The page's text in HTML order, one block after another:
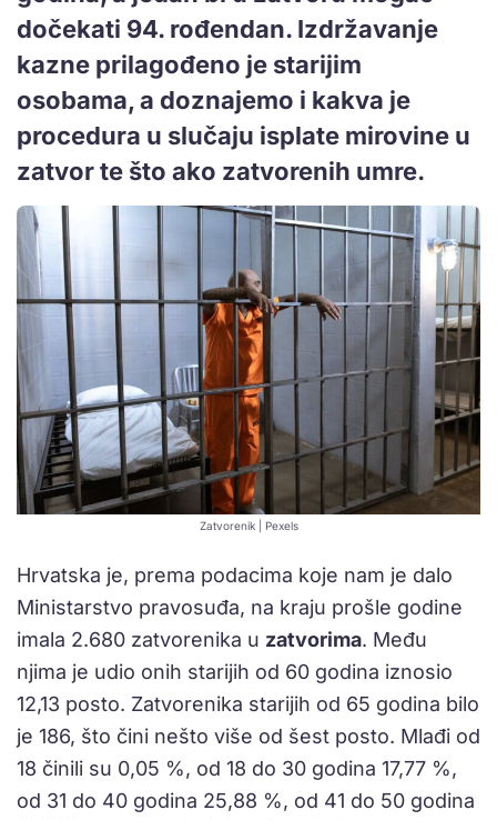
dočekati 94. rođendan. Izdržavanje
kazne prilagođeno je starijim
osobama, a doznajemo i kakva je
procedura u slučaju isplate mirovine u
zatvor te što ako zatvorenih umre.
Zatvorenik | Pexels
Hrvatska je, prema podacima koje nam je dalo
Ministarstvo pravosuđa, na kraju prošle godine
imala 2.680 zatvorenika u zatvorima. Među
njima je udio onih starijih od 60 godina iznosio
12,13 posto. Zatvorenika starijih od 65 godina bilo
je 186, što čini nešto više od šest posto. Mlađi od
18 činili su 0,05 %, od 18 do 30 godina 17,77 %,
od 31 do 40 godina 25,88 %, od 41 do 50 godina